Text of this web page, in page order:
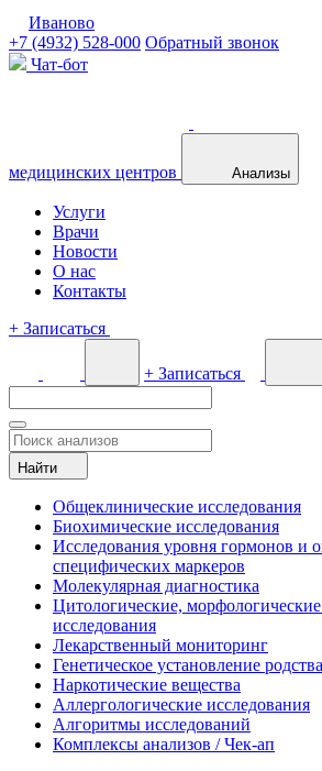
Иваново
+7 (4932) 528-000 Обратный звонок
Чат-бот
медицинских центров Анализы
Услуги
Врачи
Новости
О нас
Контакты
+ Записаться
+ Записаться
Найти
Общеклинические исследования
Биохимические исследования
Исследования уровня гормонов и
специфических маркеров
Молекулярная диагностика
Цитологические,
исследования
Лекарственный мониторинг
Генетическое установление родства
Наркотические вещества
Аллергологические исследования
Алгоритмы исследований
Комплексы анализов / Чек-ап